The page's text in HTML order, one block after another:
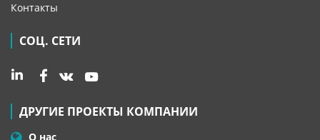
Контакты
СОЦ. СЕТИ
ДРУГИЕ ПРОЕКТЫ КОМПАНИИ
О нас